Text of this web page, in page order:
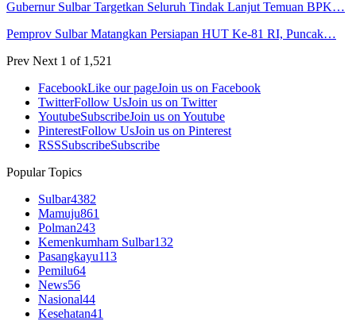
Gubernur Sulbar Targetkan Seluruh Tindak Lanjut Temuan BPK…
Pemprov Sulbar Matangkan Persiapan HUT Ke-81 RI, Puncak…
Prev Next 1 of 1,521
FacebookLike our pageJoin us on Facebook
TwitterFollow UsJoin us on Twitter
YoutubeSubscribeJoin us on Youtube
PinterestFollow UsJoin us on Pinterest
RSSSubscribeSubscribe
Popular Topics
Sulbar4382
Mamuju861
Polman243
Kemenkumham Sulbar132
Pasangkayu113
Pemilu64
News56
Nasional44
Kesehatan41